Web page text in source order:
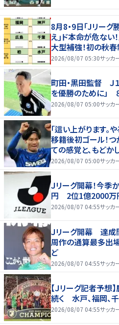
8月8・9日｢Jリー
え｣ド本命が危ない
大型補強！初の秋
2026/08/07 05:30サッカ
町田・黒田監督 Ｊ
を優勝のために」
2026/08/07 05:00サッカ
｢這い上がります。
移籍後初ゴール！
ての感覚と、もどか
2026/08/07 05:00サッカ
Ｊリーグ開幕！今季
円 2位1億2000万
2026/08/07 04:55サッカ
Ｊリーグ開幕 達
周作の通算最多出
ど
2026/08/07 04:55サッカ
【Ｊリーグ記者予想
続く 水戸、福岡、
2026/08/07 04:55サッカ